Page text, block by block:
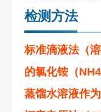
检测方法
标准滴液法（溶
的氯化铵（
蒸馏水溶液作